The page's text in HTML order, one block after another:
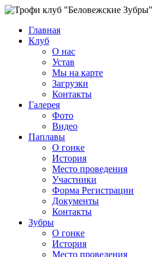
Главная
Клуб
О нас
Устав
Мы на карте
Загрузки
Контакты
Галерея
Фото
Видео
Паплавы
О гонке
История
Место проведения
Участники
Форма Регистрации
Документы
Контакты
Зубры
О гонке
История
Место проведения